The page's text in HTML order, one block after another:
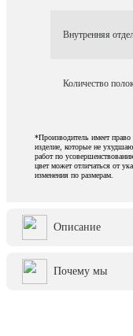
Внутренняя
Количество
*Производитель имеет право
изделие, которые не
работ по
цвет может отличаться от
изменения по размерам.
Описание
Почему мы